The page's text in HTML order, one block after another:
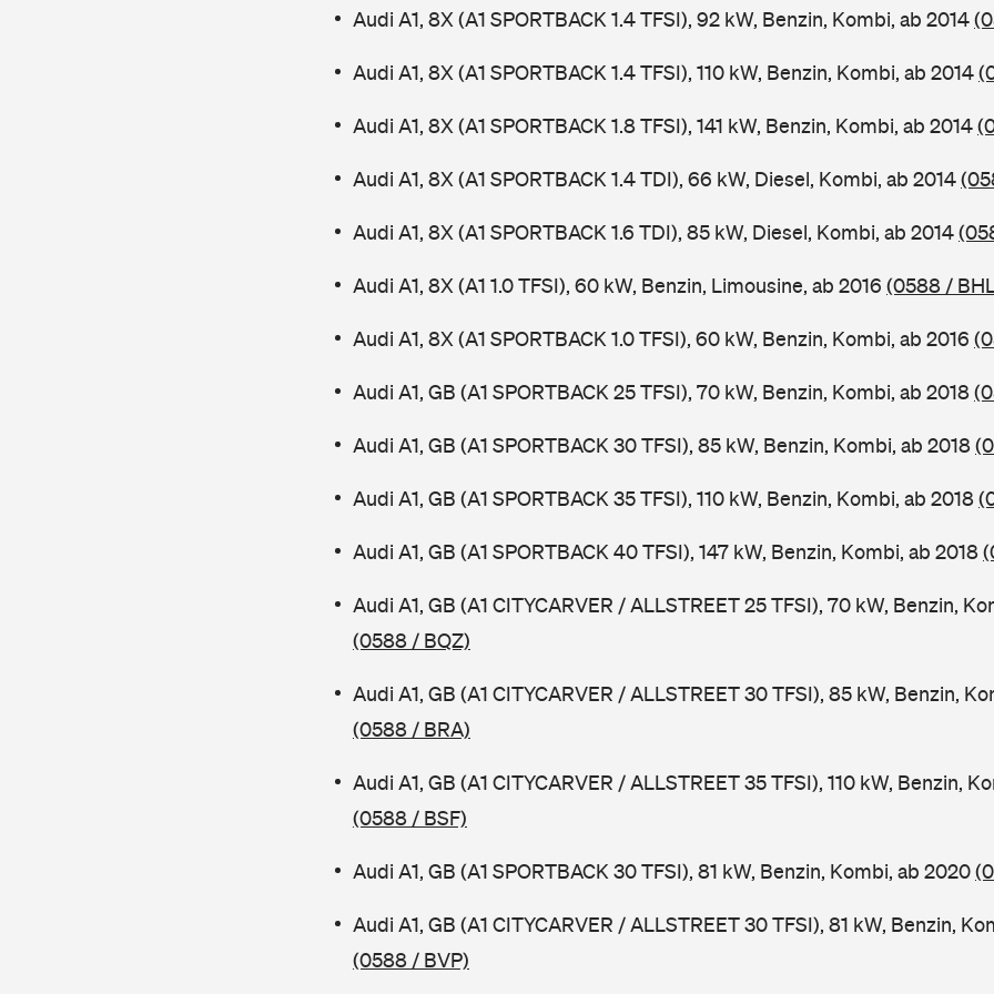
Audi A1, 8X (A1 SPORTBACK 1.4 TFSI), 92 kW, Benzin, Kombi, ab 2014
Audi A1, 8X (A1 SPORTBACK 1.4 TFSI), 110 kW, Benzin, Kombi, ab 2014
Audi A1, 8X (A1 SPORTBACK 1.8 TFSI), 141 kW, Benzin, Kombi, ab 2014
Audi A1, 8X (A1 SPORTBACK 1.4 TDI), 66 kW, Diesel, Kombi, ab 2014
Audi A1, 8X (A1 SPORTBACK 1.6 TDI), 85 kW, Diesel, Kombi, ab 2014
Audi A1, 8X (A1 1.0 TFSI), 60 kW, Benzin, Limousine, ab 2016 (0588 /
Audi A1, 8X (A1 SPORTBACK 1.0 TFSI), 60 kW, Benzin, Kombi, ab 2016
Audi A1, GB (A1 SPORTBACK 25 TFSI), 70 kW, Benzin, Kombi, ab 2018
Audi A1, GB (A1 SPORTBACK 30 TFSI), 85 kW, Benzin, Kombi, ab 2018
Audi A1, GB (A1 SPORTBACK 35 TFSI), 110 kW, Benzin, Kombi, ab 2018
Audi A1, GB (A1 SPORTBACK 40 TFSI), 147 kW, Benzin, Kombi, ab 2018
Audi A1, GB (A1 CITYCARVER / ALLSTREET 25 TFSI), 70 kW, Benzin,
(0588 / BQZ)
Audi A1, GB (A1 CITYCARVER / ALLSTREET 30 TFSI), 85 kW, Benzin,
(0588 / BRA)
Audi A1, GB (A1 CITYCARVER / ALLSTREET 35 TFSI), 110 kW, Benzin,
(0588 / BSF)
Audi A1, GB (A1 SPORTBACK 30 TFSI), 81 kW, Benzin, Kombi, ab 2020
Audi A1, GB (A1 CITYCARVER / ALLSTREET 30 TFSI), 81 kW, Benzin,
(0588 / BVP)